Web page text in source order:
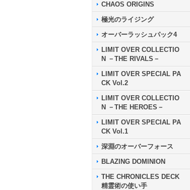
CHAOS ORIGINS
極光のライジング
オーバーラッシュパック4
LIMIT OVER COLLECTIO
N －THE RIVALS－
LIMIT OVER SPECIAL PA
CK Vol.2
LIMIT OVER COLLECTIO
N －THE HEROES－
LIMIT OVER SPECIAL PA
CK Vol.1
深淵のオーバーフォース
BLAZING DOMINION
THE CHRONICLES DECK
精霊術の使い手